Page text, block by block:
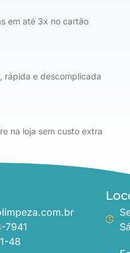
em até 3x no cartão
rápida e descomplicada
na loja sem custo extra
7941
48